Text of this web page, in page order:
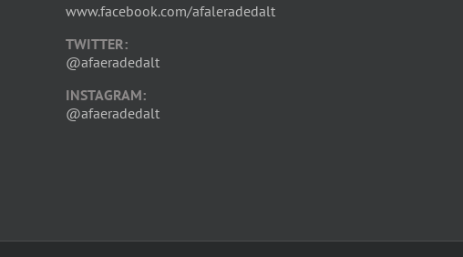
www.facebook.com/afaleradedalt
TWITTER:
@afaeradedalt
INSTAGRAM:
@afaeradedalt